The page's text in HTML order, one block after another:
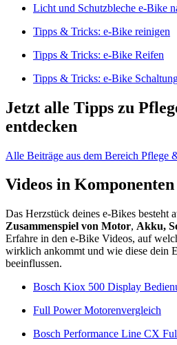
Licht und Schutzbleche e-Bike
Tipps & Tricks: e-Bike reinigen
Tipps & Tricks: e-Bike Reifen
Tipps & Tricks: e-Bike
Jetzt alle Tipps zu
entdecken
Alle Beiträge aus dem Bereich Pflege
Videos in Komponenten
Das Herzstück deines e-Bikes besteht
Zusammenspiel von Motor, Akku,
Erfahre in den e-Bike Videos, auf
wirklich ankommt und wie diese dein
beeinflussen.
Bosch Kiox 500 Display
Full Power Motorenvergleich
Bosch Performance Line CX